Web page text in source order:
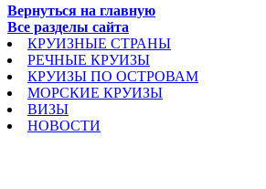
Вернуться на главную
Все разделы сайта
КРУИЗНЫЕ СТРАНЫ
РЕЧНЫЕ КРУИЗЫ
КРУИЗЫ ПО ОСТРОВАМ
МОРСКИЕ КРУИЗЫ
ВИЗЫ
НОВОСТИ